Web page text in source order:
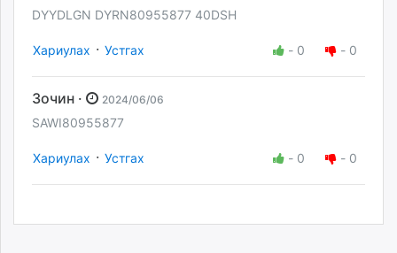
DYYDLGN DYRN80955877 40DSH
Хариулах · Устгах - 0 - 0
Зочин · 2024/06/06
SAWI80955877
Хариулах · Устгах - 0 - 0